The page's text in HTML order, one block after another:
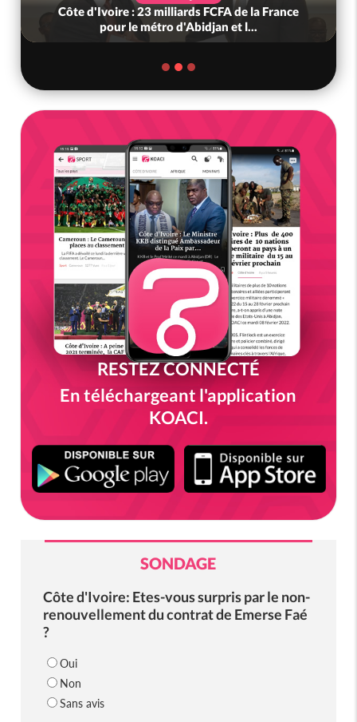
Côte d'Ivoire : 23 milliards FCFA de la France
pour le métro d'Abidjan et l...
RESTEZ CONNECTÉ
En téléchargeant l'application
KOACI.
SONDAGE
Côte d'Ivoire: Etes-vous surpris par le non-
renouvellement du contrat de Emerse Faé
?
Oui
Non
Sans avis